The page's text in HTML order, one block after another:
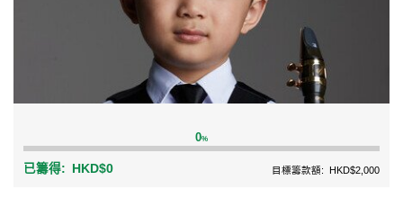
0%
已籌得: HKD$0 目標籌款額: HKD$2,000